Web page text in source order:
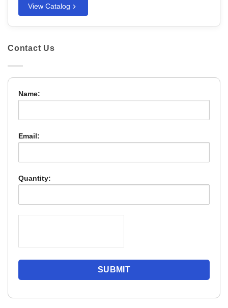
View Catalog
Contact Us
Name:
Email:
Quantity: